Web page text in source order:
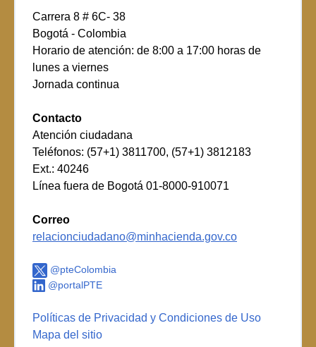
Carrera 8 # 6C- 38
Bogotá - Colombia
Horario de atención: de 8:00 a 17:00 horas de
lunes a viernes
Jornada continua
Contacto
Atención ciudadana
Teléfonos: (57+1) 3811700, (57+1) 3812183
Ext.: 40246
Línea fuera de Bogotá 01-8000-910071
Correo
relacionciudadano@minhacienda.gov.co
@pteColombia
@portalPTE
Políticas de Privacidad y Condiciones de Uso
Mapa del sitio